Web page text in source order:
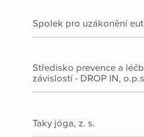
Spolek pro uzákonění
Středisko prevence a
závislostí - DROP IN,
Taky jóga, z. s.